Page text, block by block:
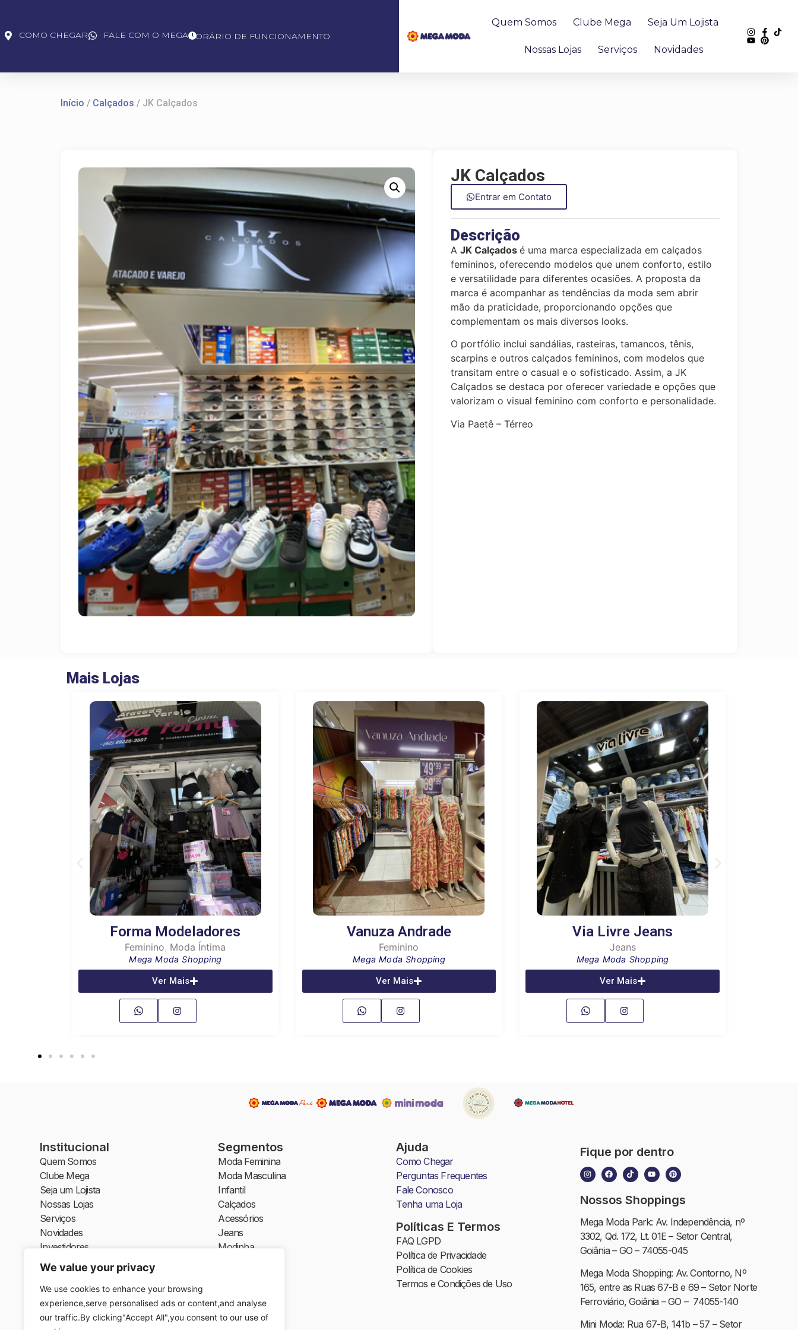
We value your privacy
We use cookies to enhance your browsing
experience,serve personalised ads or content,and analyse
our traffic.By clicking"Accept All",you consent to our use of
COMO CHEGAR FALE COM O MEGAHORÁRIO DE FUNCIONAMENTO
Quem Somos Clube Mega Seja Um Lojista
Nossas Lojas Serviços Novidades
Início / Calçados / JK Calçados
JK Calçados
Entrar em Contato
Descrição
A JK Calçados é uma marca especializada em calçados
femininos, oferecendo modelos que unem conforto, estilo
e versatilidade para diferentes ocasiões. A proposta da
marca é acompanhar as tendências da moda sem abrir
mão da praticidade, proporcionando opções que
complementam os mais diversos looks.
O portfólio inclui sandálias, rasteiras, tamancos, tênis,
scarpins e outros calçados femininos, com modelos que
transitam entre o casual e o sofisticado. Assim, a JK
Calçados se destaca por oferecer variedade e opções que
valorizam o visual feminino com conforto e personalidade.
Via Paetê – Térreo
Mais Lojas
Forma Modeladores
Feminino, Moda Íntima
Mega Moda Shopping
Ver Mais
Vanuza Andrade
Feminino
Mega Moda Shopping
Ver Mais
Via Livre Jeans
Jeans
Mega Moda Shopping
Ver Mais
Institucional
Quem Somos
Clube Mega
Seja um Lojista
Nossas Lojas
Serviços
Novidades
Investidores
Segmentos
Moda Feminina
Moda Masculina
Infantil
Calçados
Acessórios
Jeans
Modinha
Moda Social
Moda Balada
Ajuda
Como Chegar
Perguntas Frequentes
Fale Conosco
Tenha uma Loja
Políticas E Termos
FAQ LGPD
Política de Privacidade
Política de Cookies
Termos e Condições de Uso
Fique por dentro
Nossos Shoppings
Mega Moda Park: Av. Independência, nº
3302, Qd. 172, Lt. 01E – Setor Central,
Goiânia – GO – 74055-045
Mega Moda Shopping: Av. Contorno, Nº
165, entre as Ruas 67-B e 69 – Setor Norte
Ferroviário, Goiânia – GO – 74055-140
Mini Moda: Rua 67-B, 141b – 57 – Setor